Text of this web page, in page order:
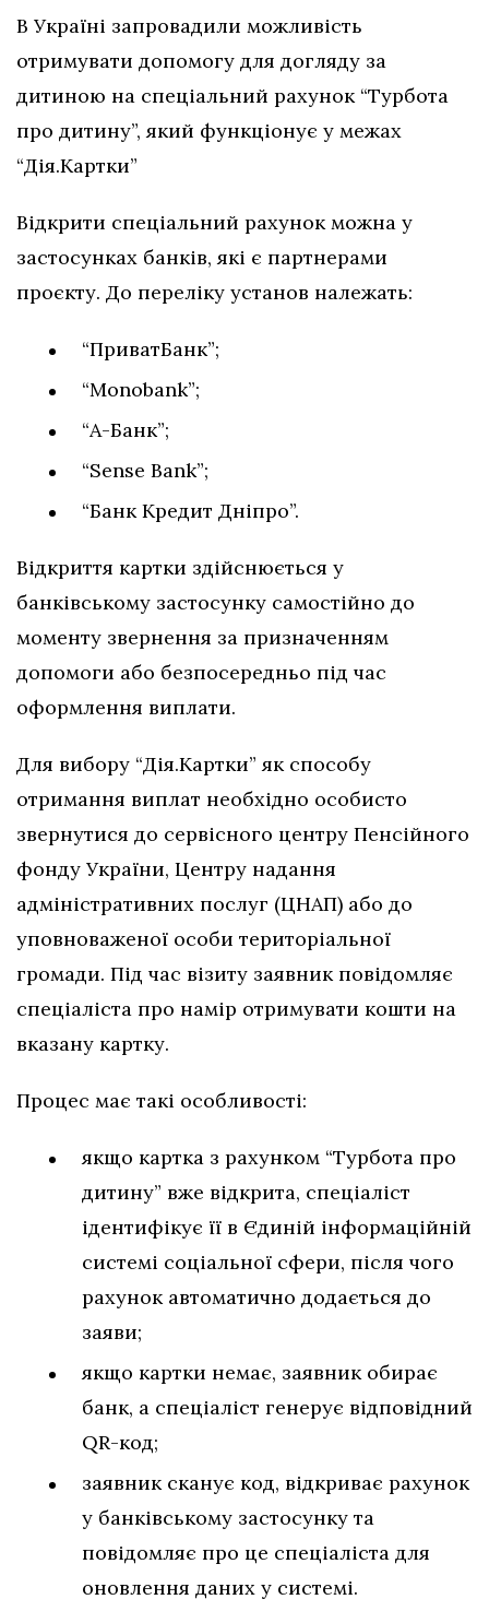
В Україні запровадили можливість
отримувати допомогу для догляду за
дитиною на спеціальний рахунок “Турбота
про дитину”, який функціонує у межах
“Дія.Картки”
Відкрити спеціальний рахунок можна у
застосунках банків, які є партнерами
проєкту. До переліку установ належать:
“ПриватБанк”;
“Monobank”;
“А-Банк”;
“Sense Bank”;
“Банк Кредит Дніпро”.
Відкриття картки здійснюється у
банківському застосунку самостійно до
моменту звернення за призначенням
допомоги або безпосередньо під час
оформлення виплати.
Для вибору “Дія.Картки” як способу
отримання виплат необхідно особисто
звернутися до сервісного центру Пенсійного
фонду України, Центру надання
адміністративних послуг (ЦНАП) або до
уповноваженої особи територіальної
громади. Під час візиту заявник повідомляє
спеціаліста про намір отримувати кошти на
вказану картку.
Процес має такі особливості:
якщо картка з рахунком “Турбота про
дитину” вже відкрита, спеціаліст
ідентифікує її в Єдиній інформаційній
системі соціальної сфери, після чого
рахунок автоматично додається до
заяви;
якщо картки немає, заявник обирає
банк, а спеціаліст генерує відповідний
QR-код;
заявник сканує код, відкриває рахунок
у банківському застосунку та
повідомляє про це спеціаліста для
оновлення даних у системі.